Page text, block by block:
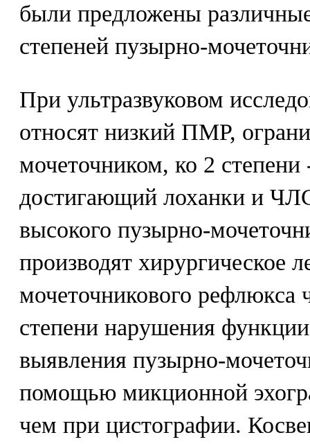
были предложены
степеней пузырно-
При ультразвуковом
относят низкий ПМР,
мочеточником, ко 2
достигающий лоханки и
высокого пузырно-
производят хирургическое
мочеточникового рефлюкса
степени нарушения
выявления пузырно-
помощью микционной
чем при цистографии.